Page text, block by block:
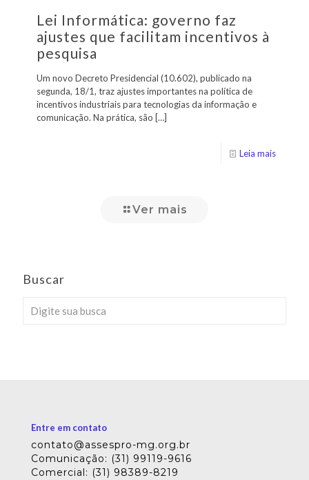
Lei Informática: governo faz
ajustes que facilitam incentivos à
pesquisa
Um novo Decreto Presidencial (10.602), publicado na
segunda, 18/1, traz ajustes importantes na política de
incentivos industriais para tecnologias da informação e
comunicação. Na prática, são […]
Leia mais
Ver mais
Buscar
Entre em contato
contato@assespro-mg.org.br
Comunicação: (31) 99119-9616
Comercial: (31) 98389-8219